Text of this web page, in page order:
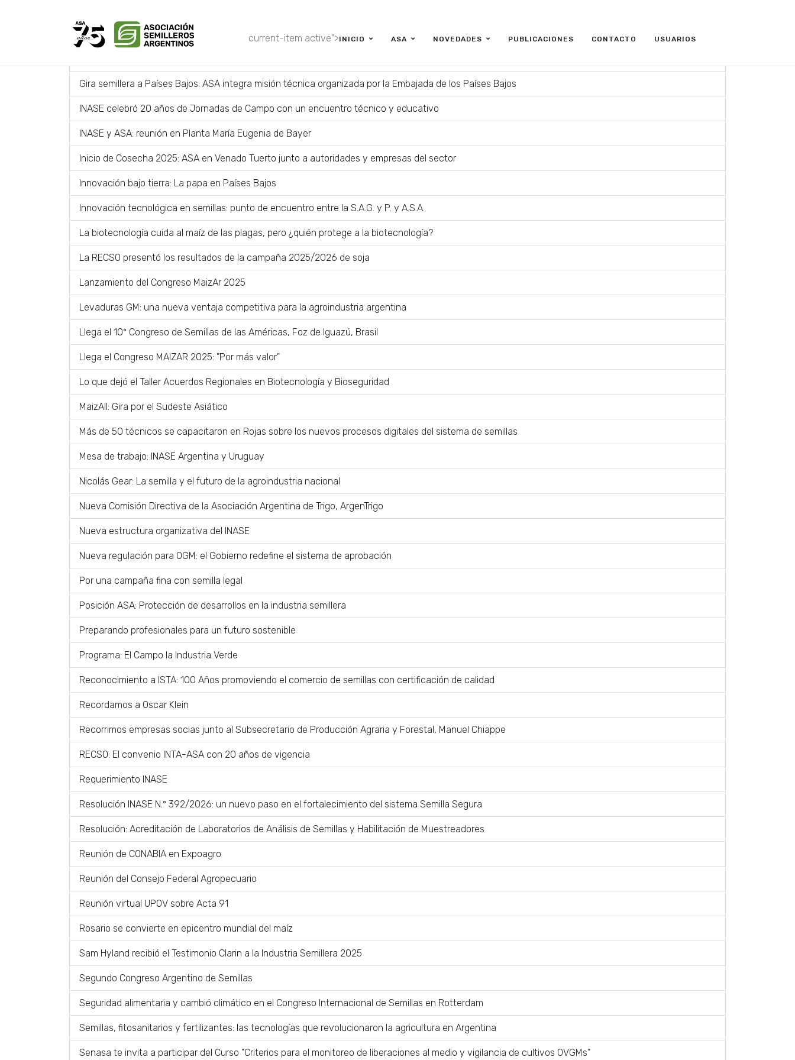
current-item active">INICIO ASA NOVEDADES PUBLICACIONES CONTACTO USUARIOS
Gira semillera a Países Bajos: ASA integra misión técnica organizada por la Embajada de los Países Bajos
INASE celebró 20 años de Jornadas de Campo con un encuentro técnico y educativo
INASE y ASA: reunión en Planta María Eugenia de Bayer
Inicio de Cosecha 2025: ASA en Venado Tuerto junto a autoridades y empresas del sector
Innovación bajo tierra: La papa en Países Bajos
Innovación tecnológica en semillas: punto de encuentro entre la S.A.G. y P. y A.S.A.
La biotecnología cuida al maíz de las plagas, pero ¿quién protege a la biotecnología?
La RECSO presentó los resultados de la campaña 2025/2026 de soja
Lanzamiento del Congreso MaizAr 2025
Levaduras GM: una nueva ventaja competitiva para la agroindustria argentina
Llega el 10º Congreso de Semillas de las Américas, Foz de Iguazú, Brasil
Llega el Congreso MAIZAR 2025: "Por más valor"
Lo que dejó el Taller Acuerdos Regionales en Biotecnología y Bioseguridad
MaizAll: Gira por el Sudeste Asiático
Más de 50 técnicos se capacitaron en Rojas sobre los nuevos procesos digitales del sistema de semillas
Mesa de trabajo: INASE Argentina y Uruguay
Nicolás Gear: La semilla y el futuro de la agroindustria nacional
Nueva Comisión Directiva de la Asociación Argentina de Trigo, ArgenTrigo
Nueva estructura organizativa del INASE
Nueva regulación para OGM: el Gobierno redefine el sistema de aprobación
Por una campaña fina con semilla legal
Posición ASA: Protección de desarrollos en la industria semillera
Preparando profesionales para un futuro sostenible
Programa: El Campo la Industria Verde
Reconocimiento a ISTA: 100 Años promoviendo el comercio de semillas con certificación de calidad
Recordamos a Oscar Klein
Recorrimos empresas socias junto al Subsecretario de Producción Agraria y Forestal, Manuel Chiappe
RECSO: El convenio INTA-ASA con 20 años de vigencia
Requerimiento INASE
Resolución INASE N.º 392/2026: un nuevo paso en el fortalecimiento del sistema Semilla Segura
Resolución: Acreditación de Laboratorios de Análisis de Semillas y Habilitación de Muestreadores
Reunión de CONABIA en Expoagro
Reunión del Consejo Federal Agropecuario
Reunión virtual UPOV sobre Acta 91
Rosario se convierte en epicentro mundial del maíz
Sam Hyland recibió el Testimonio Clarin a la Industria Semillera 2025
Segundo Congreso Argentino de Semillas
Seguridad alimentaria y cambió climático en el Congreso Internacional de Semillas en Rotterdam
Semillas, fitosanitarios y fertilizantes: las tecnologías que revolucionaron la agricultura en Argentina
Senasa te invita a participar del Curso "Criterios para el monitoreo de liberaciones al medio y vigilancia de cultivos OVGMs"